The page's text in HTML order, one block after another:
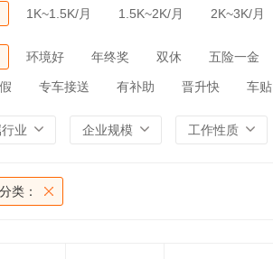
1K~1.5K/月 1.5K~2K/月 2K~3K/月
环境好 年终奖 双休 五险一金
专车接送 有补助 晋升快 车贴
业 企业规模 工作性质
类：